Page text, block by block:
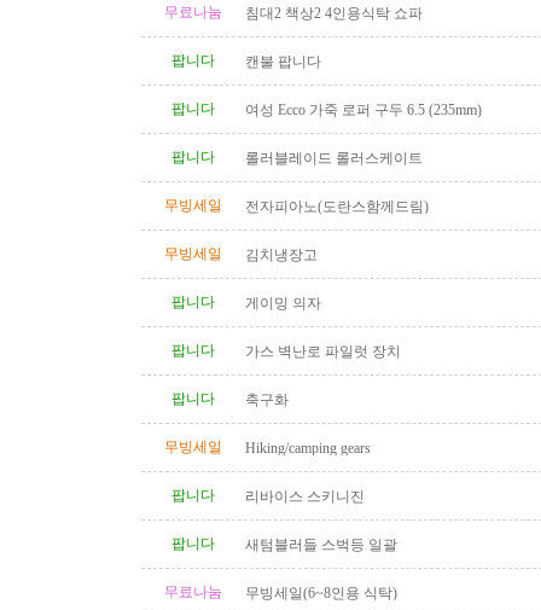
무료나눔 침대2 책상2 4인용식탁 쇼파
팝니다 캔불 팝니다
팝니다 여성 Ecco 가죽 로퍼 구두 6.5 (235mm)
팝니다 롤러블레이드 롤러스케이트
무빙세일 전자피아노(도란스함께드림)
무빙세일 김치냉장고
팝니다 게이밍 의자
팝니다 가스 벽난로 파일럿 장치
팝니다 축구화
무빙세일 Hiking/camping gears
팝니다 리바이스 스키니진
팝니다 새텀블러들 스벅등 일괄
무료나눔 무빙세일(6~8인용 식탁)